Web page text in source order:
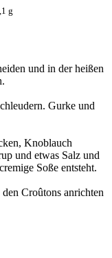
g
und in der heißen
Gurke und
Knoblauch
und etwas Salz und
Soße entsteht.
Croûtons anrichten